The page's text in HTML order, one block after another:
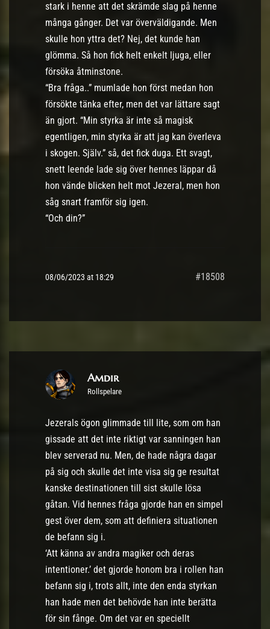
stark i henne att det skrämde slag på henne
många gånger. Det var överväldigande. Men
skulle hon yttra det? Nej, det kunde han
glömma. Så hon fick helt enkelt ljuga, eller
försöka åtminstone.
“Bra fråga..” mumlade hon först medan hon
försökte tänka efter, men det var lättare sagt
än gjort. “Min styrka är inte så magisk
egentligen, min styrka är att jag kan överleva
i skogen. Själv.” så, det fick duga. Ett svagt,
snett leende lade sig över hennes läppar då
hon vände blicken helt mot Jezeral, men hon
såg snart framför sig igen.
“Och din?”
08/06/2023 at 18:29 #18508
Amdir
Rollspelare
Jezerals ögon glimmade till lite, som om han
gissade att det inte riktigt var sanningen han
blev serverad nu. Men, de hade några dagar
på sig och skulle det inte visa sig ge resultat
kanske destinationen till sist skulle lösa
gåtan. Vid hennes fråga gjorde han en simpel
gest över dem, som att definiera situationen
de befann sig i.
‘Att känna av andra magiker och deras
intentioner.’ det gjorde honom bra i rollen han
befann sig i, trots allt, inte den enda styrkan
han hade men det behövde han inte berätta
för sin fånge. Om det var en speciellt